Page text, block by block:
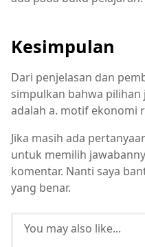
Kesimpulan
Dari penjelasan dan
simpulkan bahwa
adalah a. motif ekonomi
Jika masih ada
untuk memilih
komentar. Nanti saya
yang benar.
You may also like...